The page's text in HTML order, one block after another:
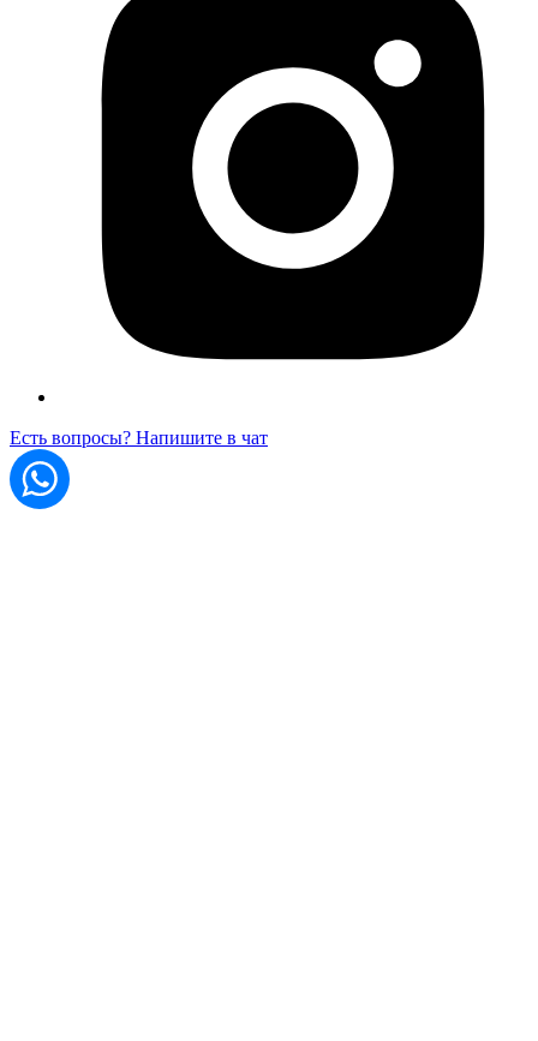
Есть вопросы? Напишите в чат